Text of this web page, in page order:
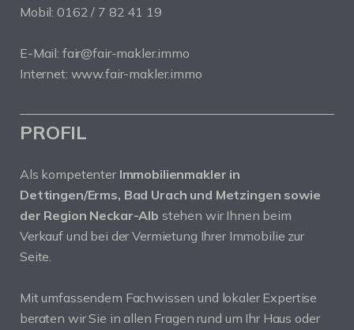
Mobil: 0162 / 7 82 41 19
E-Mail: fair@fair-makler.immo
Internet: www.fair-makler.immo
PROFIL
Als kompetenter Immobilienmakler in
Dettingen/Erms, Bad Urach und Metzingen sowie
der Region Neckar-Alb stehen wir Ihnen beim
Verkauf und bei der Vermietung Ihrer Immobilie zur
Seite.
Mit umfassendem Fachwissen und lokaler Expertise
beraten wir Sie in allen Fragen rund um Ihr Haus oder